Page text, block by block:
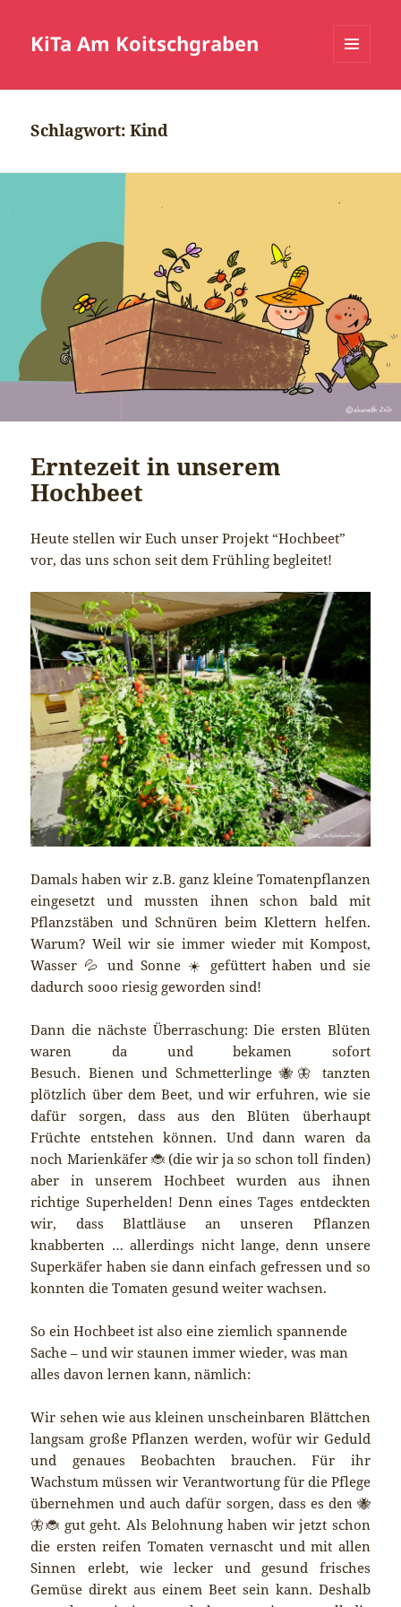
KiTa Am Koitschgraben
Schlagwort:Kind
Erntezeit in unserem
Hochbeet
Heute stellen wir Euch unser Projekt “Hochbeet”
vor, das uns schon seit dem Frühling begleitet!
Damals haben wir z.B. ganz kleine Tomatenpflanzen
eingesetzt und mussten ihnen schon bald mit
Pflanzstäben und Schnüren beim Klettern helfen.
Warum? Weil wir sie immer wieder mit Kompost,
Wasser 💦 und Sonne ☀️ gefüttert haben und sie
dadurch sooo riesig geworden sind!
Dann die nächste Überraschung: Die ersten Blüten
waren da und bekamen sofort
Besuch. Bienen und Schmetterlinge 🐝🦋 tanzten
plötzlich über dem Beet, und wir erfuhren, wie sie
dafür sorgen, dass aus den Blüten überhaupt
Früchte entstehen können. Und dann waren da
noch Marienkäfer 🐞 (die wir ja so schon toll finden)
aber in unserem Hochbeet wurden aus ihnen
richtige Superhelden! Denn eines Tages entdeckten
wir, dass Blattläuse an unseren Pflanzen
knabberten … allerdings nicht lange, denn unsere
Superkäfer haben sie dann einfach gefressen und so
konnten die Tomaten gesund weiter wachsen.
So ein Hochbeet ist also eine ziemlich spannende
Sache – und wir staunen immer wieder, was man
alles davon lernen kann, nämlich:
Wir sehen wie aus kleinen unscheinbaren Blättchen
langsam große Pflanzen werden, wofür wir Geduld
und genaues Beobachten brauchen. Für ihr
Wachstum müssen wir Verantwortung für die Pflege
übernehmen und auch dafür sorgen, dass es den 🐝
🦋🐞 gut geht. Als Belohnung haben wir jetzt schon
die ersten reifen Tomaten vernascht und mit allen
Sinnen erlebt, wie lecker und gesund frisches
Gemüse direkt aus einem Beet sein kann. Deshalb